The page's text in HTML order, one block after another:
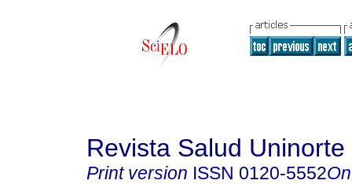
Revista Salud Uninorte
Print version ISSN 0120-5552